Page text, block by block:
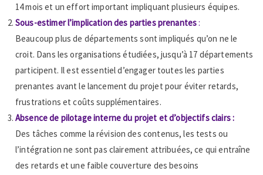
14 mois et un effort important impliquant plusieurs équipes.
Sous-estimer l’implication des parties prenantes:
Beaucoup plus de départements sont impliqués qu’on ne le
croit. Dans les organisations étudiées, jusqu’à 17 départements
participent. Il est essentiel d’engager toutes les parties
prenantes avant le lancement du projet pour éviter retards,
frustrations et coûts supplémentaires.
Absence de pilotage interne du projet et d’objectifs clairs :
Des tâches comme la révision des contenus, les tests ou
l’intégration ne sont pas clairement attribuées, ce qui entraîne
des retards et une faible couverture des besoins